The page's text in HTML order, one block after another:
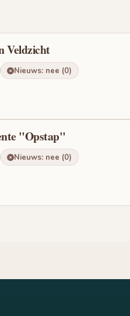
Veldzicht
Nieuws: nee (0)
"Opstap"
Nieuws: nee (0)